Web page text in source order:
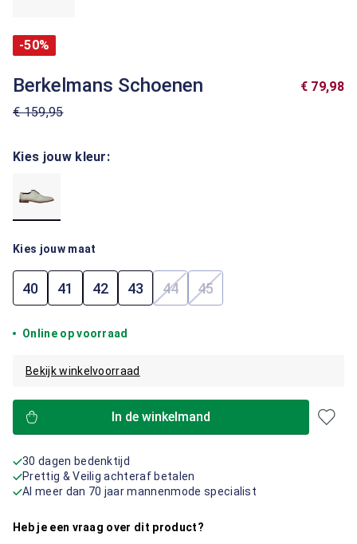
-50%
Berkelmans Schoenen
€ 159,95
€ 79,98
Kies jouw kleur:
Kies jouw maat
40 41 42 43 44(Deze optie is momenteel niet
45(Deze optie is momenteel
Online op voorraad
Bekijk winkelvoorraad
In de winkelmand
30 dagen bedenktijd
Prettig & Veilig achteraf betalen
Al meer dan 70 jaar mannenmode specialist
Heb je een vraag over dit product?